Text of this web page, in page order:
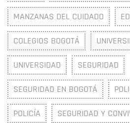
MANZANAS DEL CUIDADO
COLEGIOS BOGOTÁ
UNIVERSIDAD SEGURIDAD
SEGURIDAD EN BOGOTÁ
POLICÍA SEGURIDAD Y